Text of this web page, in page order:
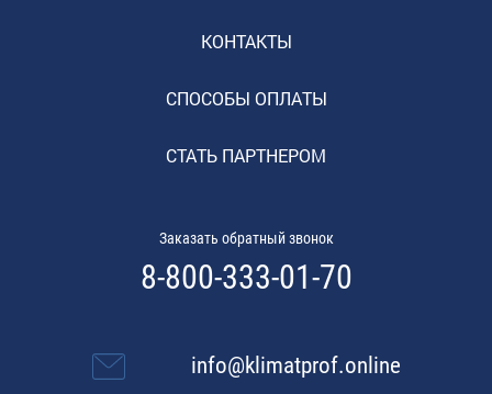
КОНТАКТЫ
СПОСОБЫ ОПЛАТЫ
СТАТЬ ПАРТНЕРОМ
Заказать обратный звонок
8-800-333-01-70
info@klimatprof.online